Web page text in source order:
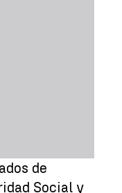
de
Social y